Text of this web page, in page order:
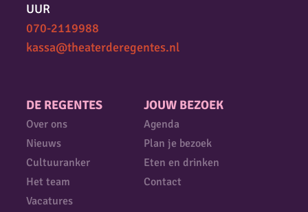
DE REGENTES
Over ons
Nieuws
Cultuuranker
Het team
Vacatures
JOUW BEZOEK
Agenda
Plan je bezoek
Eten en drinken
Contact
UUR
070-2119988
kassa@theaterderegentes.nl